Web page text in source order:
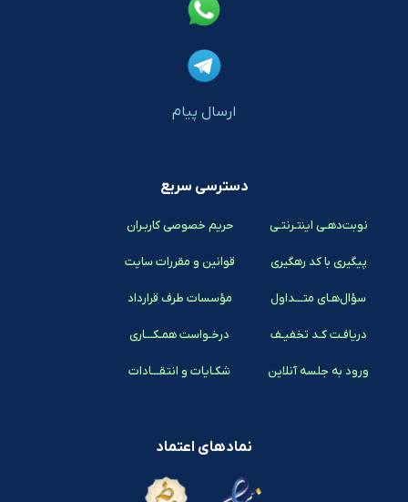
ارسال پیام
دسترسی سریع
نوبت‌دهـی اینتـرنتـی
پیگیری با کد رهگیری
سؤال‌هـای متـــداول
دریافـت کـد تخفیـف
ورود به جلسه آنلاین
حریم خصوصی کاربـران
قوانین و مقررات سایت
مؤسسات طرف قرارداد
درخـواست همـکـــاری
شکـایات و انتقـــادات
نمادهای اعتماد